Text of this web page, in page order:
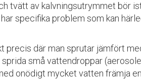
tvätt av kalvningsutrymmet bör
specifika problem som kan
där man sprutar jämfört
små vattendroppar
onödigt mycket vatten främja